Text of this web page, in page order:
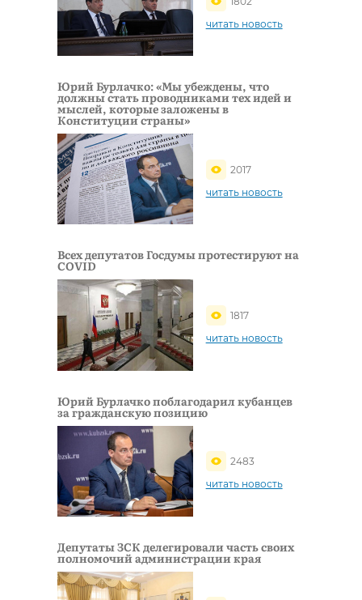
читать новость
Юрий Бурлачко: «Мы убеждены, что
должны стать проводниками тех идей и
мыслей, которые заложены в
Конституции страны»
2017
читать новость
Всех депутатов Госдумы протестируют на
COVID
1817
читать новость
Юрий Бурлачко поблагодарил кубанцев
за гражданскую позицию
2483
читать новость
Депутаты ЗСК делегировали часть своих
полномочий администрации края